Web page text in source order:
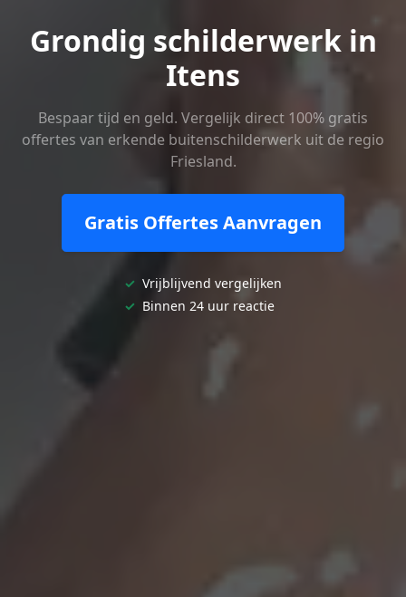
Grondig schilderwerk in
Itens
Bespaar tijd en geld. Vergelijk direct 100% gratis
offertes van erkende buitenschilderwerk uit de regio
Friesland.
Gratis Offertes Aanvragen
✓ Vrijblijvend vergelijken
✓ Binnen 24 uur reactie